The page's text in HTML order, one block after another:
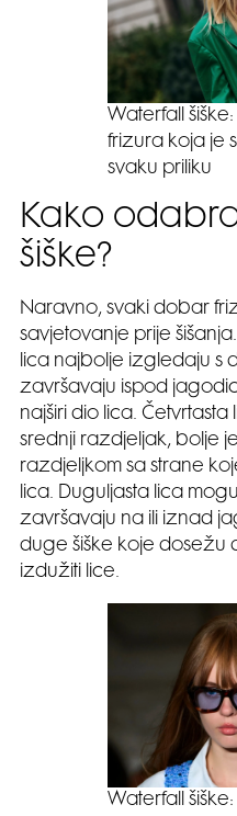
Waterfall
frizura koja je
svaku priliku
Kako
šiške?
Naravno, svaki dobar
savjetovanje prije
lica najbolje izgledaju s
završavaju ispod
najširi dio lica.
srednji razdjeljak, bolje
razdjeljkom sa strane
lica. Duguljasta lica
završavaju na ili iznad
duge šiške koje dosežu
izdužiti lice.
Waterfall